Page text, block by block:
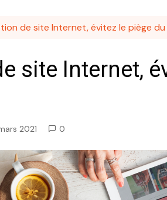
de site Internet, évitez le piège du
site Internet,
2021 0